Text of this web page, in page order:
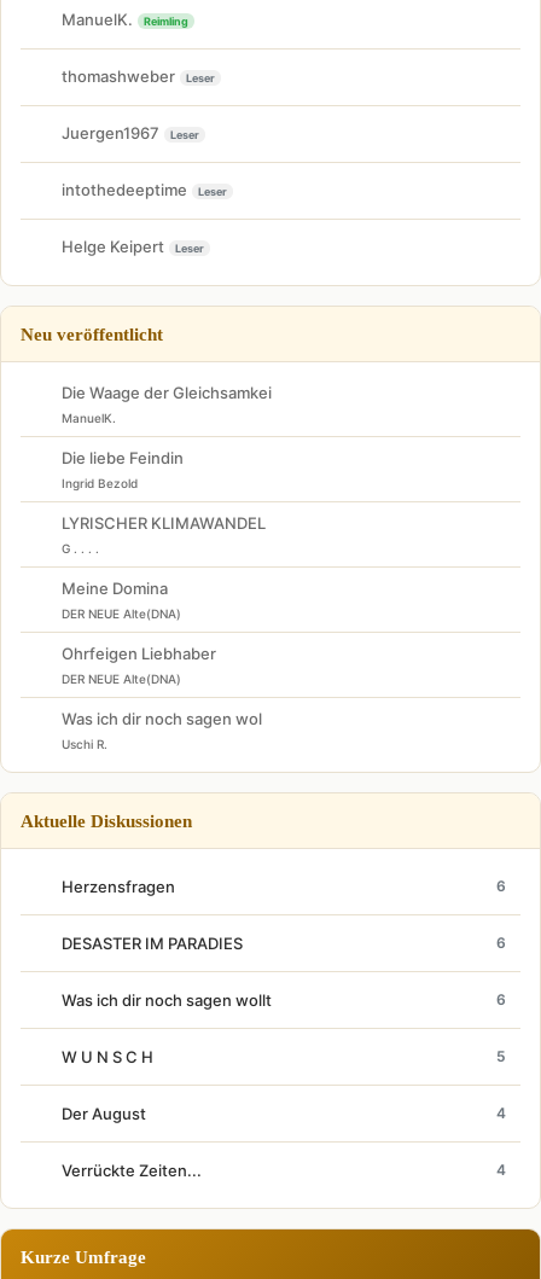
ManuelK. Reimling
thomashweber Leser
Juergen1967 Leser
intothedeeptime Leser
Helge Keipert Leser
Neu veröffentlicht
Die Waage der Gleichsamkei
ManuelK.
Die liebe Feindin
Ingrid Bezold
LYRISCHER KLIMAWANDEL
G . . . .
Meine Domina
DER NEUE Alte(DNA)
Ohrfeigen Liebhaber
DER NEUE Alte(DNA)
Was ich dir noch sagen wol
Uschi R.
Aktuelle Diskussionen
Herzensfragen 6
DESASTER IM PARADIES 6
Was ich dir noch sagen wollt 6
W U N S C H 5
Der August 4
Verrückte Zeiten... 4
Kurze Umfrage